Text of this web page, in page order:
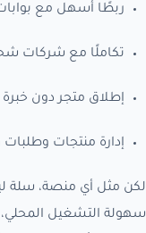
ربطًا أسهل مع
تكاملًا مع شركات
إطلاق متجر دون خبرة
إدارة منتجات
لكن مثل أي منصة، سلة
سهولة التشغيل المحلي،